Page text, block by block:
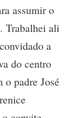
assumir o
Trabalhei ali
a
do centro
o padre José